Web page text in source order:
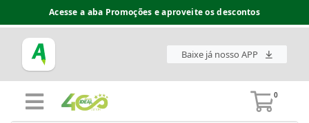
Acesse a aba Promoções e aproveite os descontos
Baixe já nosso APP
0